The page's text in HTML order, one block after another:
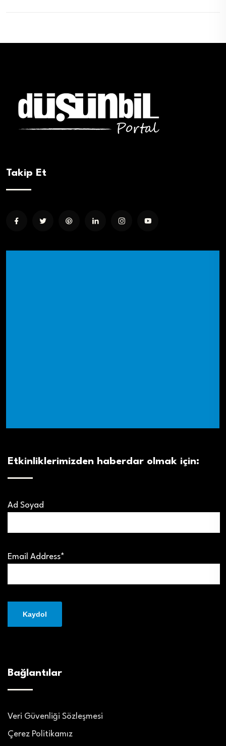
Takip Et
Etkinliklerimizden haberdar olmak için:
Ad Soyad
Email Address*
Bağlantılar
Veri Güvenliği Sözleşmesi
Çerez Politikamız